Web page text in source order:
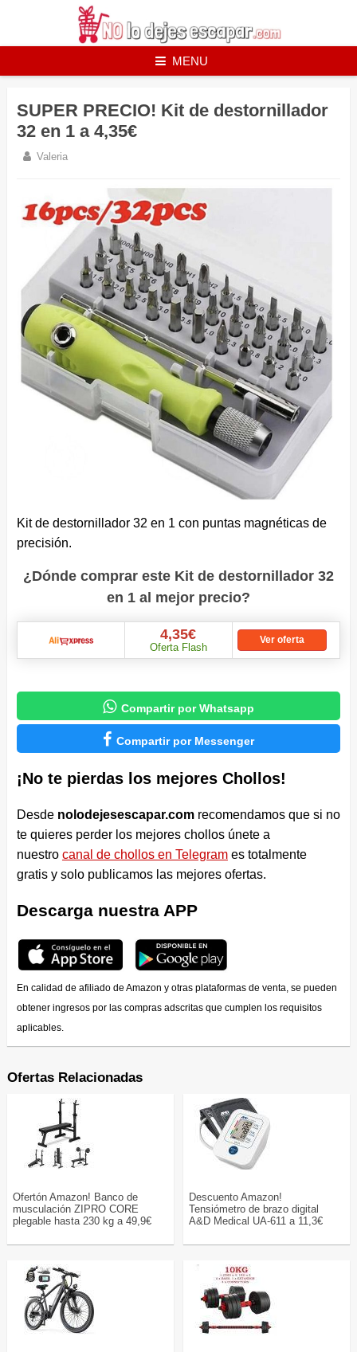
MENU
SUPER PRECIO! Kit de destornillador
32 en 1 a 4,35€
Valeria
Kit de destornillador 32 en 1 con puntas magnéticas de
precisión.
¿Dónde comprar este Kit de destornillador 32
en 1 al mejor precio?
4,35€
Oferta Flash
Ver oferta
 Compartir por Whatsapp
 Compartir por Messenger
¡No te pierdas los mejores Chollos!
Desde nolodejesescapar.comrecomendamos que si no
te quieres perder los mejores chollos únete a
nuestro canal de chollos en Telegrames totalmente
gratis y solo publicamos las mejores ofertas.
Descarga nuestra APP
En calidad de afiliado de Amazon y otras plataformas de venta, se pueden
obtener ingresos por las compras adscritas que cumplen los requisitos
aplicables.
Ofertas Relacionadas
Ofertón Amazon! Banco de
musculación ZIPRO CORE
plegable hasta 230 kg a 49,9€
Descuento Amazon!
Tensiómetro de brazo digital
A&D Medical UA-611 a 11,3€